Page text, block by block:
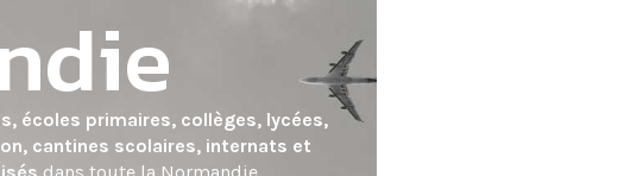
écoles primaires, collèges, lycées,
cantines scolaires, internats et